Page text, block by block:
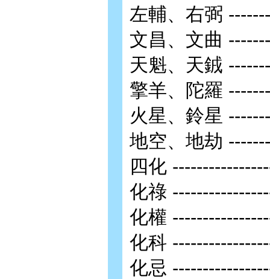
左輔、右弼
文昌、文曲
天魁、天銊
擎羊、陀羅
火星、鈴星
地空、地劫
四化
化祿
化權
化科
化忌